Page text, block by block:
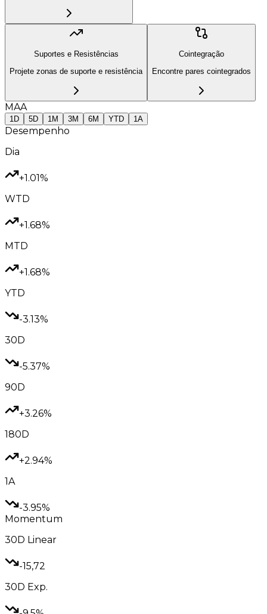
Suportes e Resistências
Projete zonas de suporte e resistência
Cointegração
Encontre pares cointegrados
MAA
1D 5D 1M 3M 6M YTD 1A
Desempenho
Dia
+1.01%
WTD
+1.68%
MTD
+1.68%
YTD
-3.13%
30D
-5.37%
90D
+3.26%
180D
+2.94%
1A
-3.95%
Momentum
30D Linear
-15,72
30D Exp.